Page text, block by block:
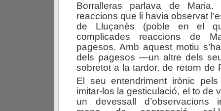
Borralleras parlava de
reaccions que li havia observat
de Lluçanès (poble en el
complicades reaccions de
pagesos. Amb aquest motiu
dels pagesos —un altre dels
sobretot a la tardor, de retorn de
El seu entendriment irònic pels
imitar-los la gesticulació, el to de
un devessall d’observacions